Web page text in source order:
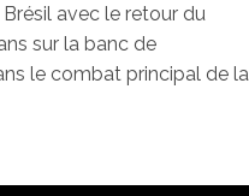
avec le retour du
sur la banc de
le combat principal de la